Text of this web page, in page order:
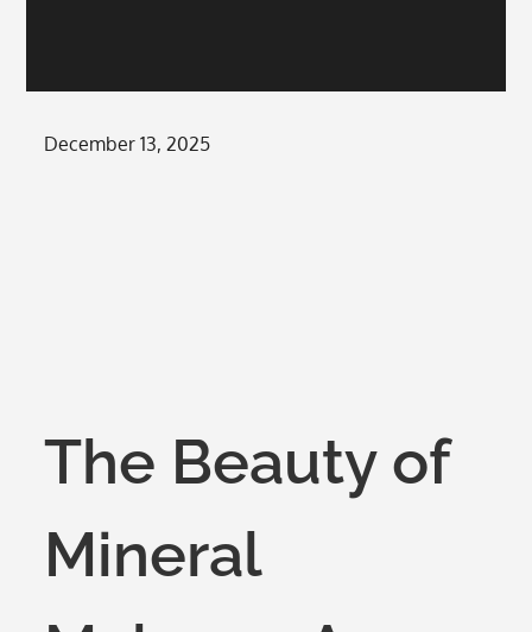
Posted
December 13, 2025
The Beauty of
Mineral